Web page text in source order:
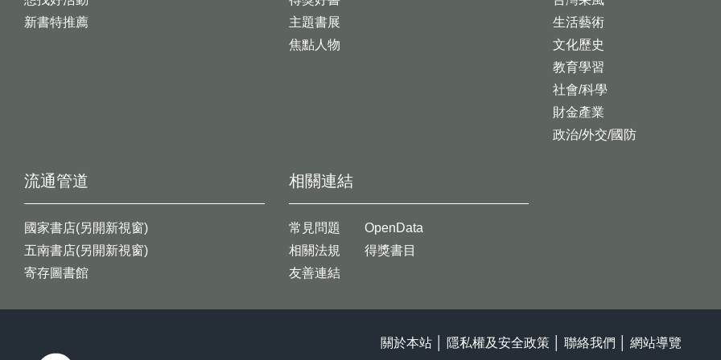
新書特推薦
生活藝術
文化歷史
教育學習
社會/科學
財金產業
政治/外交/國防
主題書展
焦點人物
流通管道
國家書店(另開新視窗)
五南書店(另開新視窗)
寄存圖書館
相關連結
常見問題
相關法規
友善連結
OpenData
得獎書目
關於本站 隱私權及安全政策 聯絡我們 網站導覽